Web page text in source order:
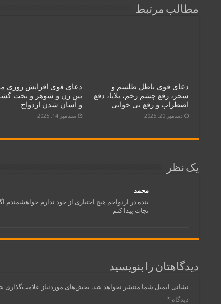
مطالب مرتبط
دعای قوی باطل طلسم و
سحر، رفع چشم زخم، بلایا، دفع
اضطراب و رفع بی خوابی
دسامبر 20, 2025
دعای قوی افزایش روزی
بین زن و شوهر و بخت
و آسان شدن ازدواج
سپتامبر 14, 2025
یک نظر
محمد
بنده در ازدواجم هیج اختیاری از خود ندارم خواهشمندم
نجات پیدا کنم
دیدگاهتان را بنویسید
نشانی ایمیل شما منتشر نخواهد شد. بخش‌های موردنیاز علامت‌گذاری
دیدگاه*